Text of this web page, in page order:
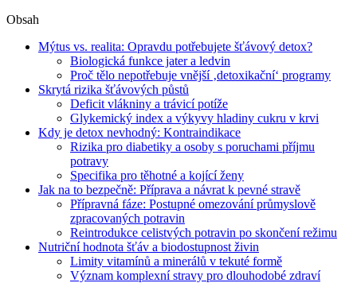
Obsah
Mýtus vs. realita: Opravdu potřebujete šťávový detox?
Biologická funkce jater a ledvin
Proč tělo nepotřebuje vnější ‚detoxikační‘ programy
Skrytá rizika šťávových půstů
Deficit vlákniny a trávicí potíže
Glykemický index a výkyvy hladiny cukru v krvi
Kdy je detox nevhodný: Kontraindikace
Rizika pro diabetiky a osoby s poruchami příjmu
potravy
Specifika pro těhotné a kojící ženy
Jak na to bezpečně: Příprava a návrat k pevné stravě
Přípravná fáze: Postupné omezování průmyslově
zpracovaných potravin
Reintrodukce celistvých potravin po skončení režimu
Nutriční hodnota šťáv a biodostupnost živin
Limity vitamínů a minerálů v tekuté formě
Význam komplexní stravy pro dlouhodobé zdraví